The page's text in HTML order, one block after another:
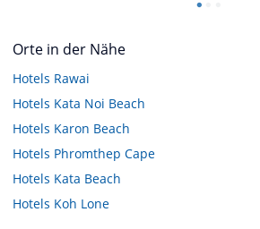
Orte in der Nähe
Hotels Rawai
Hotels Kata Noi Beach
Hotels Karon Beach
Hotels Phromthep Cape
Hotels Kata Beach
Hotels Koh Lone